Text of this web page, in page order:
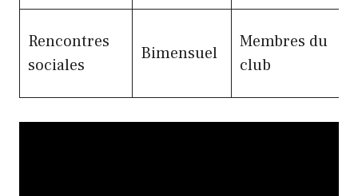
Rencontres
sociales
Bimensuel
Membres du
club